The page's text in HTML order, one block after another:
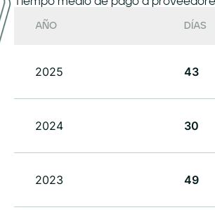
AÑO DÍAS
2025 43
2024 30
2023 49